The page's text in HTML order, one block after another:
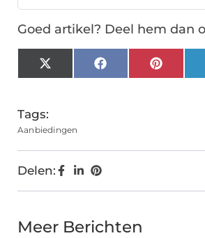
Goed artikel? Deel hem dan
X
(Twitter)
Facebook
Tags:
Aanbiedingen
Delen:
Meer Berichten